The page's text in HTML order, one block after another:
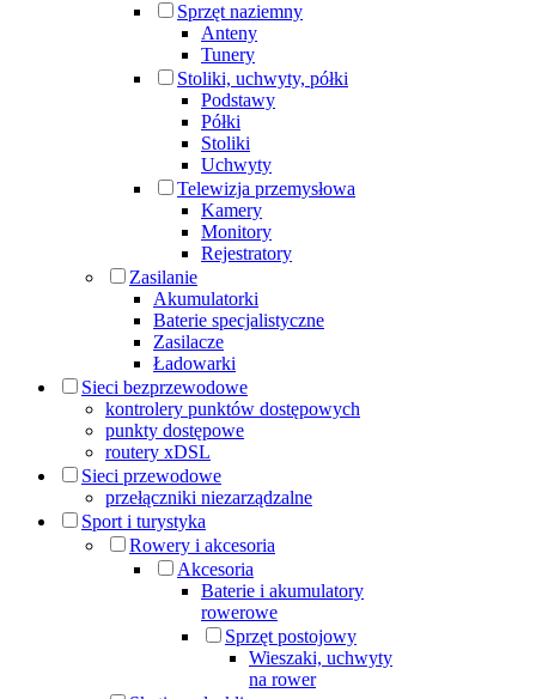
Sprzęt naziemny
Anteny
Tunery
Stoliki, uchwyty, półki
Podstawy
Półki
Stoliki
Uchwyty
Telewizja przemysłowa
Kamery
Monitory
Rejestratory
Zasilanie
Akumulatorki
Baterie specjalistyczne
Zasilacze
Ładowarki
Sieci bezprzewodowe
kontrolery punktów dostępowych
punkty dostępowe
routery xDSL
Sieci przewodowe
przełączniki niezarządzalne
Sport i turystyka
Rowery i akcesoria
Akcesoria
Baterie i akumulatory
rowerowe
Sprzęt postojowy
Wieszaki, uchwyty
na rower